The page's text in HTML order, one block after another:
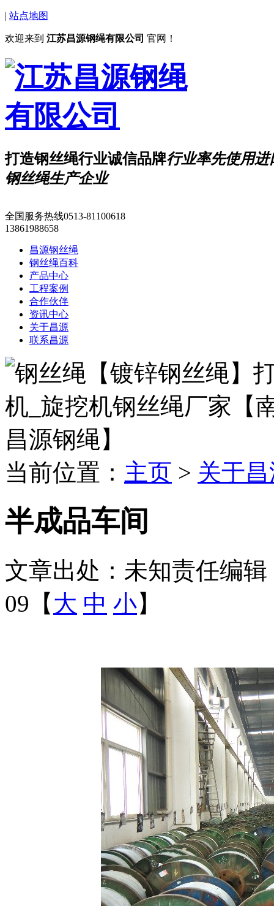
| 站点地图
欢迎来到 江苏昌源钢绳有限公司 官网！
打造钢丝绳行业诚信品牌行业率先使用进
钢丝绳生产企业
全国服务热线0513-81100618
13861988658
昌源钢丝绳
钢丝绳百科
产品中心
工程案例
合作伙伴
资讯中心
关于昌源
联系昌源
当前位置： 主页 > 关于
半成品车间
文章出处：未知责任编辑
09【 大 中 小】